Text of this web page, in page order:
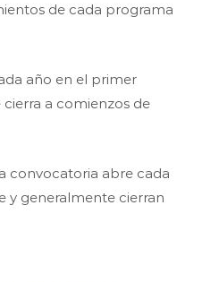
de cada programa
año en el primer
a comienzos de
convocatoria abre cada
y generalmente cierran